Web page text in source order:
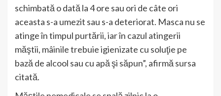
schimbată o dată la 4 ore sau ori de câte ori
aceasta s-a umezit sau s-a deteriorat. Masca nu se
atinge în timpul purtării, iar în cazul atingerii
măştii, mâinile trebuie igienizate cu soluţie pe
bază de alcool sau cu apă şi săpun”, afirmă sursa
citată.